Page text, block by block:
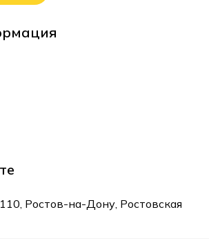
Ростов-на-Дону, Ростовская